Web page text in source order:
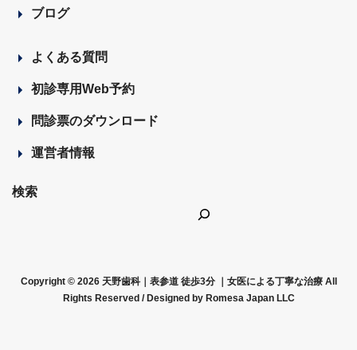
ブログ
よくある質問
初診専用Web予約
問診票のダウンロード
運営者情報
検索
Copyright © 2026 天野歯科｜表参道 徒歩3分 ｜女医による丁寧な治療 All
Rights Reserved /Designed by Romesa Japan LLC